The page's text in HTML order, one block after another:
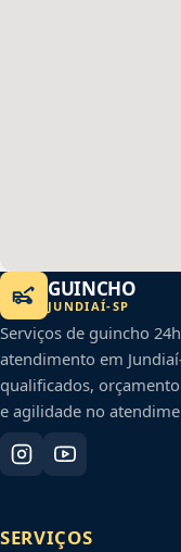
GUINCHO
JUNDIAÍ-SP
Serviços de guincho
atendimento em Jundiaí
qualificados,
e agilidade no
SERVIÇOS